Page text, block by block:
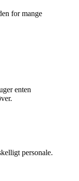
for mange
enten
personale.